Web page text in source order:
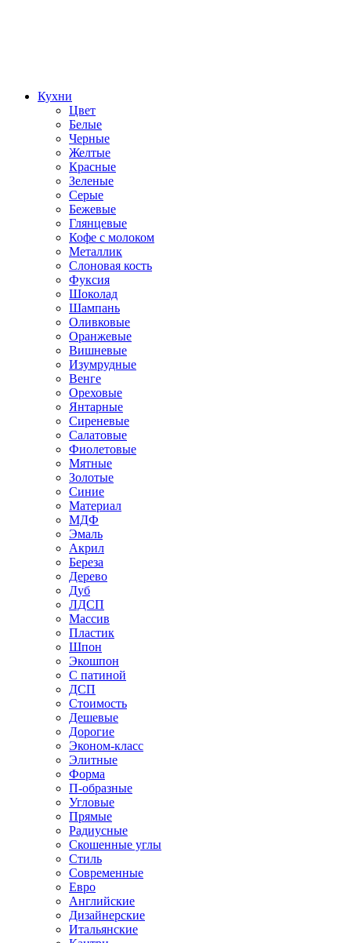
Кухни
Цвет
Белые
Черные
Желтые
Красные
Зеленые
Серые
Бежевые
Глянцевые
Кофе с молоком
Металлик
Слоновая кость
Фуксия
Шоколад
Шампань
Оливковые
Оранжевые
Вишневые
Изумрудные
Венге
Ореховые
Янтарные
Сиреневые
Салатовые
Фиолетовые
Мятные
Золотые
Синие
Материал
МДФ
Эмаль
Акрил
Береза
Дерево
Дуб
ЛДСП
Массив
Пластик
Шпон
Экошпон
С патиной
ДСП
Стоимость
Дешевые
Дорогие
Эконом-класс
Элитные
Форма
П-образные
Угловые
Прямые
Радиусные
Скошенные углы
Стиль
Современные
Евро
Английские
Дизайнерские
Итальянские